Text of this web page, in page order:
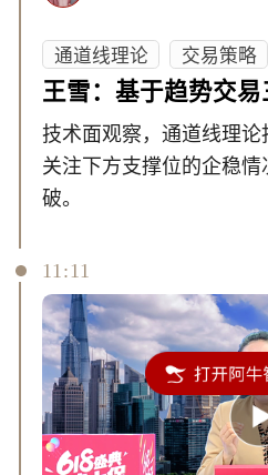
通道线理论 交易策略
王雪：基于趋势交
技术面观察，通道线理
关注下方支撑位的企稳
破。
11:11